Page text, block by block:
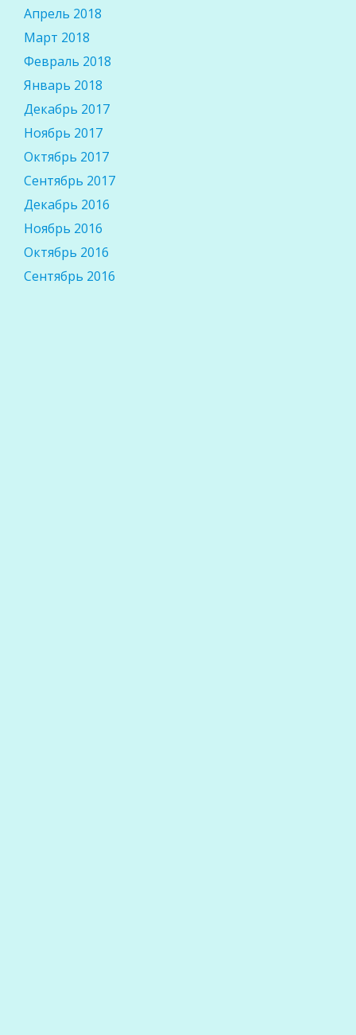
Апрель 2018
Март 2018
Февраль 2018
Январь 2018
Декабрь 2017
Ноябрь 2017
Октябрь 2017
Сентябрь 2017
Декабрь 2016
Ноябрь 2016
Октябрь 2016
Сентябрь 2016